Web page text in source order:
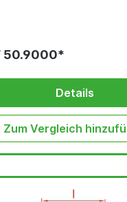
50.9000*
Details
Zum Vergleich